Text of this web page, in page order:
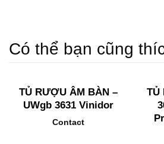
Có thể bạn cũng
TỦ RƯỢU ÂM BÀN –
UWgb 3631 Vinidor
Contact
TỦ